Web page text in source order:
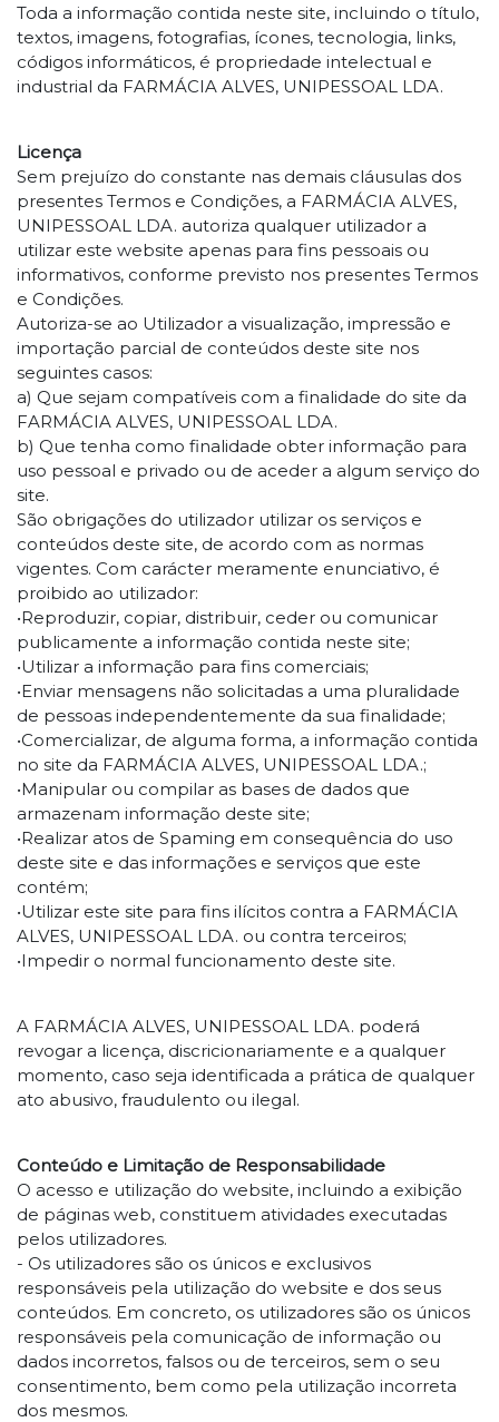
Toda a informação contida neste site, incluindo o título,
textos, imagens, fotografias, ícones, tecnologia, links,
códigos informáticos, é propriedade intelectual e
industrial da FARMÁCIA ALVES, UNIPESSOAL LDA.
Licença
Sem prejuízo do constante nas demais cláusulas dos
presentes Termos e Condições, a FARMÁCIA ALVES,
UNIPESSOAL LDA. autoriza qualquer utilizador a
utilizar este website apenas para fins pessoais ou
informativos, conforme previsto nos presentes Termos
e Condições.
Autoriza-se ao Utilizador a visualização, impressão e
importação parcial de conteúdos deste site nos
seguintes casos:
a) Que sejam compatíveis com a finalidade do site da
FARMÁCIA ALVES, UNIPESSOAL LDA.
b) Que tenha como finalidade obter informação para
uso pessoal e privado ou de aceder a algum serviço do
site.
São obrigações do utilizador utilizar os serviços e
conteúdos deste site, de acordo com as normas
vigentes. Com carácter meramente enunciativo, é
proibido ao utilizador:
•Reproduzir, copiar, distribuir, ceder ou comunicar
publicamente a informação contida neste site;
•Utilizar a informação para fins comerciais;
•Enviar mensagens não solicitadas a uma pluralidade
de pessoas independentemente da sua finalidade;
•Comercializar, de alguma forma, a informação contida
no site da FARMÁCIA ALVES, UNIPESSOAL LDA.;
•Manipular ou compilar as bases de dados que
armazenam informação deste site;
•Realizar atos de Spaming em consequência do uso
deste site e das informações e serviços que este
contém;
•Utilizar este site para fins ilícitos contra a FARMÁCIA
ALVES, UNIPESSOAL LDA. ou contra terceiros;
•Impedir o normal funcionamento deste site.
A FARMÁCIA ALVES, UNIPESSOAL LDA. poderá
revogar a licença, discricionariamente e a qualquer
momento, caso seja identificada a prática de qualquer
ato abusivo, fraudulento ou ilegal.
Conteúdo e Limitação de Responsabilidade
O acesso e utilização do website, incluindo a exibição
de páginas web, constituem atividades executadas
pelos utilizadores.
- Os utilizadores são os únicos e exclusivos
responsáveis pela utilização do website e dos seus
conteúdos. Em concreto, os utilizadores são os únicos
responsáveis pela comunicação de informação ou
dados incorretos, falsos ou de terceiros, sem o seu
consentimento, bem como pela utilização incorreta
dos mesmos.